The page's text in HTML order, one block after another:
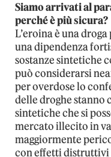
Siamo arrivati al
perché è più sicura?
L’eroina è una
una dipendenza
sostanze sintetiche
può considerarsi
per overdose lo
delle droghe stanno
sintetiche che si
mercato illecito in
maggiormente
con effetti distruttivi